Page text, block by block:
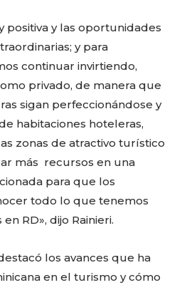
positiva y las oportunidades
y para
continuar invirtiendo,
privado, de manera que
sigan perfeccionándose y
habitaciones hoteleras,
zonas de atractivo turístico
más recursos en una
para que los
todo lo que tenemos
RD», dijo Rainieri.
los avances que ha
en el turismo y cómo